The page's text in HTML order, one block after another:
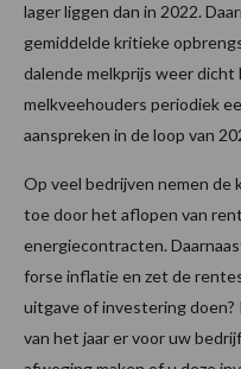
lager liggen dan in 2022.
gemiddelde kritieke
dalende melkprijs weer dicht
melkveehouders periodiek
aanspreken in de loop van
Op veel bedrijven nemen de
toe door het aflopen van
energiecontracten.
forse inflatie en zet de
uitgave of investering
van het jaar er voor uw